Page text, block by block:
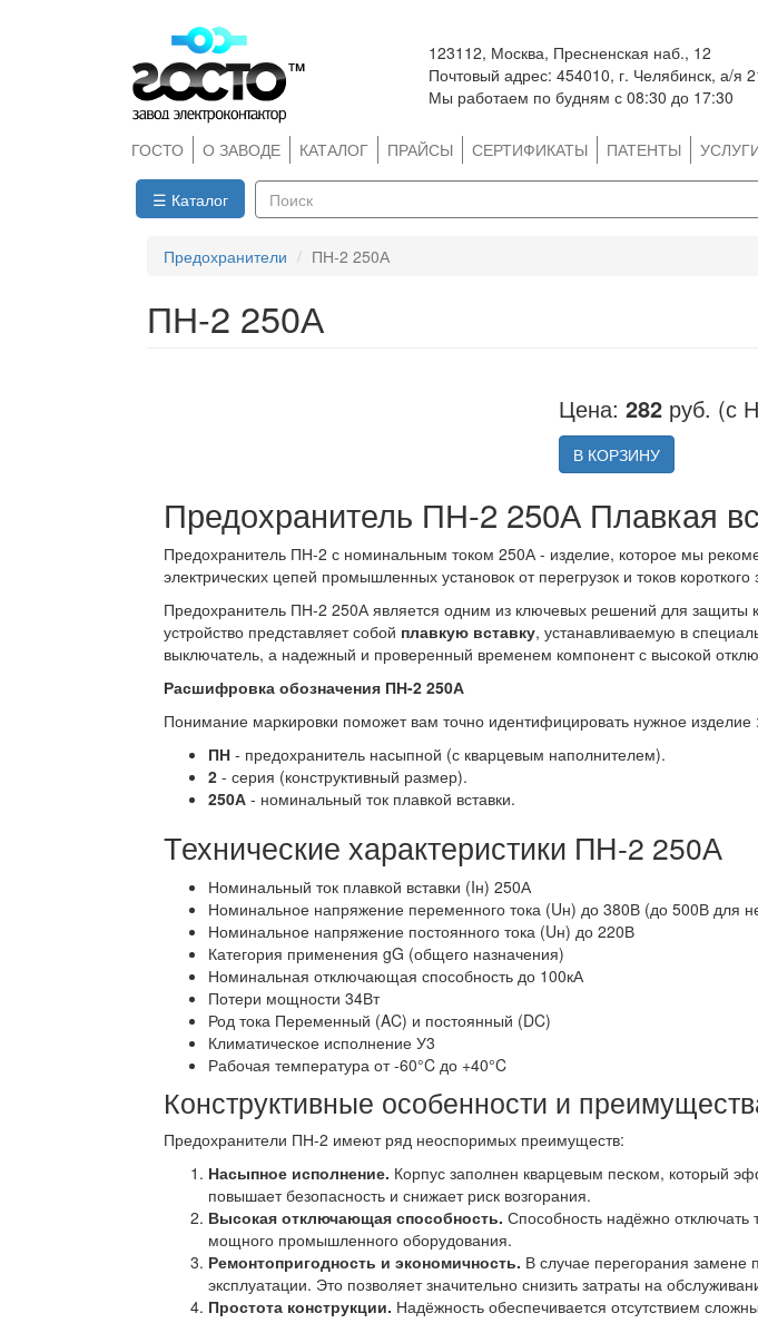
123112, Москва, Пресненская наб., 12
Почтовый адрес: 454010, г. Челябинск, а/я
Мы работаем по будням с 08:30 до 17:30
ГОСТО О ЗАВОДЕ КАТАЛОГ ПРАЙСЫ СЕРТИФИКАТЫ ПАТЕНТЫ
☰ Каталог
Предохранители
ПН-2 250А
ПН-2 250А
Цена: 282 руб. (с
В КОРЗИНУ
Предохранитель ПН-2 250А Плавкая
Предохранитель ПН-2 с номинальным током 250А - изделие, которое мы
электрических цепей промышленных установок от перегрузок и токов
Предохранитель ПН-2 250А является одним из ключевых решений для защиты
устройство представляет собой плавкую вставку, устанавливаемую в
выключатель, а надежный и проверенный временем компонент с высокой
Расшифровка обозначения ПН-2 250А
Понимание маркировки поможет вам точно идентифицировать нужное изделие :
ПН - предохранитель насыпной (с кварцевым наполнителем).
2 - серия (конструктивный размер).
250А - номинальный ток плавкой вставки.
Технические характеристики ПН-2 250А
Номинальный ток плавкой вставки (Iн) 250А
Номинальное напряжение переменного тока (Uн) до 380В (до 500В для
Номинальное напряжение постоянного тока (Uн) до 220В
Категория применения gG (общего назначения)
Номинальная отключающая способность до 100кА
Потери мощности 34Вт
Род тока Переменный (AC) и постоянный (DC)
Климатическое исполнение У3
Рабочая температура от -60°C до +40°C
Конструктивные особенности и
Предохранители ПН-2 имеют ряд неоспоримых преимуществ:
Насыпное исполнение. Корпус заполнен кварцевым песком, который
повышает безопасность и снижает риск возгорания.
Высокая отключающая способность. Способность надёжно
мощного промышленного оборудования.
Ремонтопригодность и экономичность. В случае перегорания замене
эксплуатации. Это позволяет значительно снизить затраты на
Простота конструкции. Надёжность обеспечивается отсутствием